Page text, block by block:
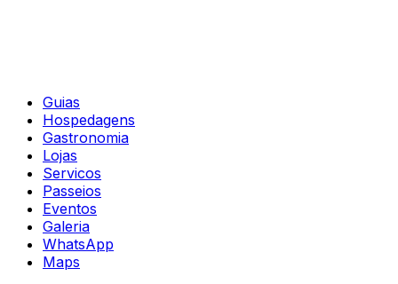
Guias
Hospedagens
Gastronomia
Lojas
Servicos
Passeios
Eventos
Galeria
WhatsApp
Maps